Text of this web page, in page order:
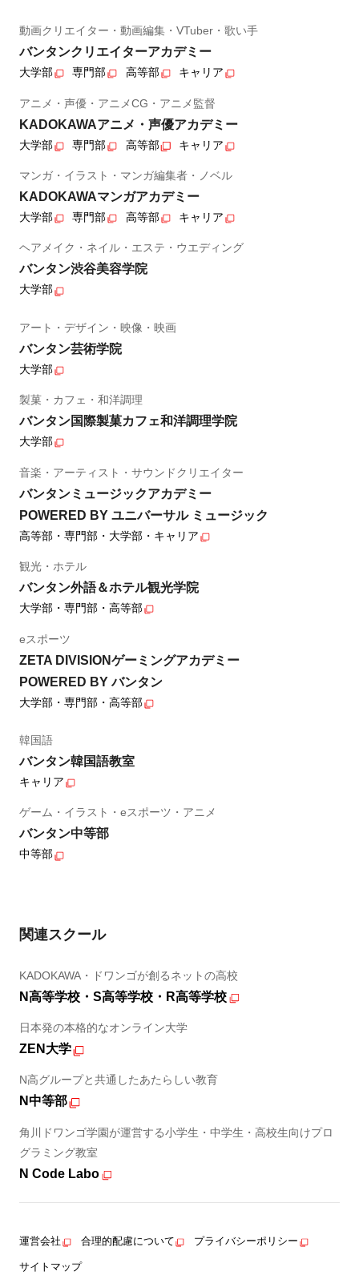
動画クリエイター・動画編集・VTuber・歌い手
バンタンクリエイターアカデミー
大学部 専門部 高等部 キャリア
アニメ・声優・アニメCG・アニメ監督
KADOKAWAアニメ・声優アカデミー
大学部 専門部 高等部 キャリア
マンガ・イラスト・マンガ編集者・ノベル
KADOKAWAマンガアカデミー
大学部 専門部 高等部 キャリア
ヘアメイク・ネイル・エステ・ウエディング
バンタン渋谷美容学院
大学部
アート・デザイン・映像・映画
バンタン芸術学院
大学部
製菓・カフェ・和洋調理
バンタン国際製菓カフェ和洋調理学院
大学部
音楽・アーティスト・サウンドクリエイター
バンタンミュージックアカデミー
POWERED BY ユニバーサル ミュージック
高等部・専門部・大学部・キャリア
観光・ホテル
バンタン外語＆ホテル観光学院
大学部・専門部・高等部
eスポーツ
ZETA DIVISIONゲーミングアカデミー
POWERED BY バンタン
大学部・専門部・高等部
韓国語
バンタン韓国語教室
キャリア
ゲーム・イラスト・eスポーツ・アニメ
バンタン中等部
中等部
関連スクール
KADOKAWA・ドワンゴが創るネットの高校
N高等学校・S高等学校・R高等学校
日本発の本格的なオンライン大学
ZEN大学
N高グループと共通したあたらしい教育
N中等部
角川ドワンゴ学園が運営する小学生・中学生・高校生向けプロ
グラミング教室
N Code Labo
運営会社 合理的配慮について プライバシーポリシー
サイトマップ